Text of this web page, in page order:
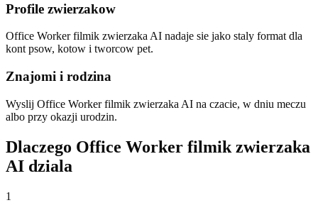
Profile zwierzakow
Office Worker filmik zwierzaka AI nadaje sie jako staly format dla
kont psow, kotow i tworcow pet.
Znajomi i rodzina
Wyslij Office Worker filmik zwierzaka AI na czacie, w dniu meczu
albo przy okazji urodzin.
Dlaczego Office Worker filmik zwierzaka
AI dziala
1